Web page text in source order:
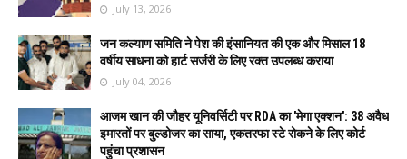
July 13, 2026
जन कल्याण समिति ने पेश की इंसानियत की एक और मिसाल 18
वर्षीय साधना को हार्ट सर्जरी के लिए रक्त उपलब्ध कराया
July 04, 2026
आजम खान की जौहर यूनिवर्सिटी पर RDA का 'मेगा एक्शन': 38 अवैध
इमारतों पर बुल्डोजर का साया, एकतरफा स्टे रोकने के लिए कोर्ट
पहुंचा प्रशासन